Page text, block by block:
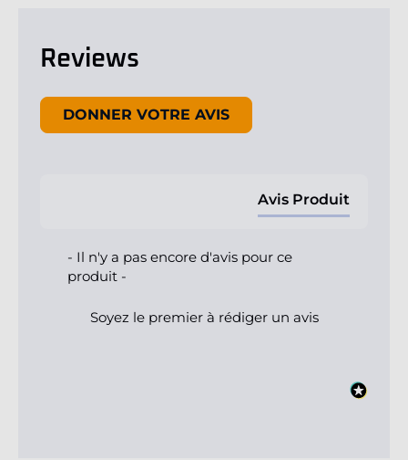
Reviews
DONNER VOTRE AVIS
Avis Produit
- Il n'y a pas encore d'avis pour ce
produit -
Soyez le premier à rédiger un avis
New content loaded